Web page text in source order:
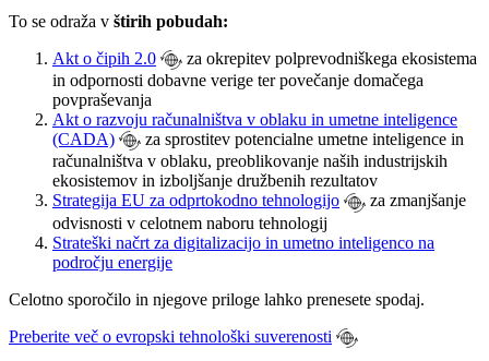
To se odraža v štirih pobudah:
Akt o čipih 2.0
za okrepitev polprevodniškega ekosistema
in odpornosti dobavne verige ter povečanje domačega
povpraševanja
Akt o razvoju računalništva v oblaku in umetne inteligence
(CADA)
za sprostitev potencialne umetne inteligence in
računalništva v oblaku, preoblikovanje naših industrijskih
ekosistemov in izboljšanje družbenih rezultatov
Strategija EU za odprtokodno tehnologijo
za zmanjšanje
odvisnosti v celotnem naboru tehnologij
Strateški načrt za digitalizacijo in umetno inteligenco na
področju energije
Celotno sporočilo in njegove priloge lahko prenesete spodaj.
Preberite več o evropski tehnološki suverenosti